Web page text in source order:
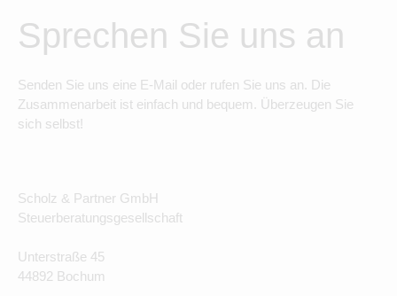
Sprechen Sie uns an
Senden Sie uns eine E-Mail oder rufen Sie uns an. Die
Zusammenarbeit ist einfach und bequem. Überzeugen Sie
sich selbst!
Scholz & Partner GmbH
Steuerberatungsgesellschaft
Unterstraße 45
44892 Bochum